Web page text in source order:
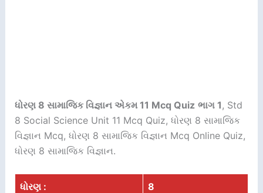
ધોરણ 8 સામાજિક વિજ્ઞાન એકમ 11 Mcq Quiz ભાગ 1, Std
8 Social Science Unit 11 Mcq Quiz, ધોરણ 8 સામાજિક
વિજ્ઞાન Mcq, ધોરણ 8 સામાજિક વિજ્ઞાન Mcq Online Quiz,
ધોરણ 8 સામાજિક વિજ્ઞાન.
ધોરણ : 8